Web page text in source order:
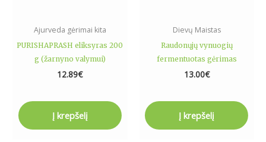
Ajurveda gėrimai kita
PURISHAPRASH eliksyras 200
g (žarnyno valymui)
12.89€
Į krepšelį
Dievų Maistas
Raudonųjų vynuogių
fermentuotas gėrimas
13.00€
Į krepšelį